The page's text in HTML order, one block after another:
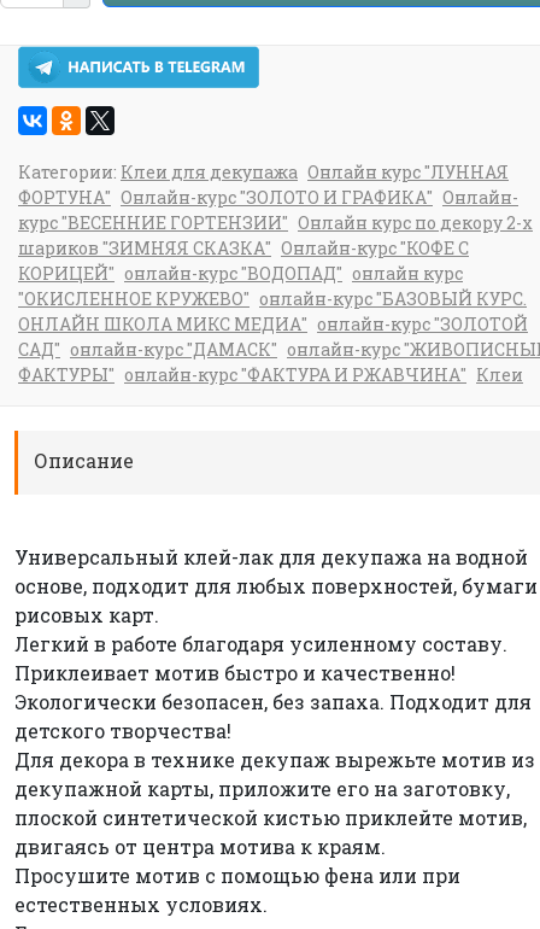
Категории: Клеи для декупажа Онлайн курс "ЛУННАЯ
ФОРТУНА" Онлайн-курс "ЗОЛОТО И ГРАФИКА" Онлайн-
курс "ВЕСЕННИЕ ГОРТЕНЗИИ" Онлайн курс по декору 2-х
шариков "ЗИМНЯЯ СКАЗКА" Онлайн-курс "КОФЕ С
КОРИЦЕЙ" онлайн-курс "ВОДОПАД" онлайн курс
"ОКИСЛЕННОЕ КРУЖЕВО" онлайн-курс "БАЗОВЫЙ КУРС.
ОНЛАЙН ШКОЛА МИКС МЕДИА" онлайн-курс "ЗОЛОТОЙ
САД" онлайн-курс "ДАМАСК" онлайн-курс
ФАКТУРЫ" онлайн-курс "ФАКТУРА И РЖАВЧИНА" Клеи
Описание
Универсальный клей-лак для декупажа на водной
основе, подходит для любых поверхностей,
рисовых карт.
Легкий в работе благодаря усиленному составу.
Приклеивает мотив быстро и качественно!
Экологически безопасен, без запаха. Подходит для
детского творчества!
Для декора в технике декупаж вырежьте мотив из
декупажной карты, приложите его на заготовку,
плоской синтетической кистью приклейте мотив,
двигаясь от центра мотива к краям.
Просушите мотив с помощью фена или при
естественных условиях.